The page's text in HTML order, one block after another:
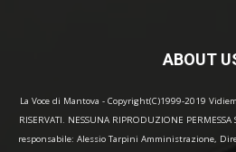
ABOUT
La Voce di Mantova - Copyright(C)1999-2019
RISERVATI. NESSUNA RIPRODUZIONE
responsabile: Alessio Tarpini Amministrazione,